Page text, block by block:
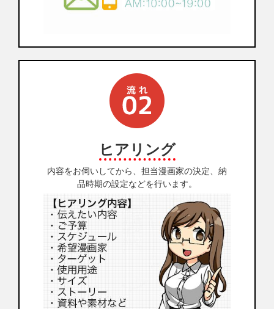
ヒアリング
内容をお伺いしてから、担当漫画家の決定、納
品時期の設定などを行います。